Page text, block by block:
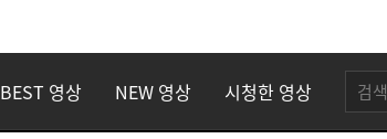
BEST 영상 NEW 영상 시청한 영상